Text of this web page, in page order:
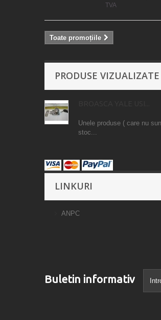
TVA
Toate promoțiile
PRODUSE VIZUALIZATE
Unele produse ( care nu
stoc...
LINKURI
ANPC
Buletin informativ